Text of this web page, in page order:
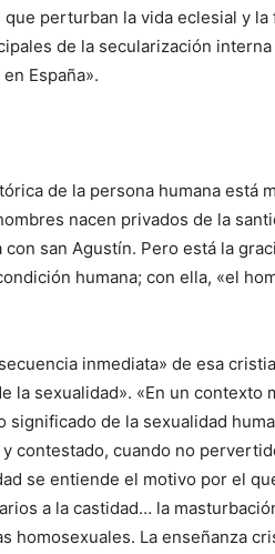
perturban la vida eclesial y
de la secularización
España».
de la persona humana está
nacen privados de la
san Agustín. Pero está la
humana; con ella, «el
inmediata» de esa
la sexualidad». «En un contexto
significado de la sexualidad
contestado, cuando no
se entiende el motivo por el
a la castidad… la
homosexuales. La enseñanza